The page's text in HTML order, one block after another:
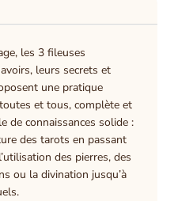
les 3 fileuses
leurs secrets et
une pratique
et tous, complète et
de connaissances solide :
des tarots en passant
des pierres, des
ou la divination jusqu’à